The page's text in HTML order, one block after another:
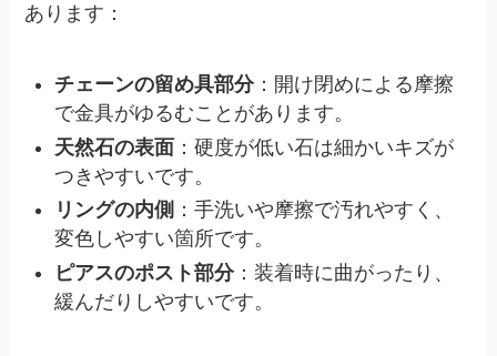
あります：
チェーンの留め具部分：開け閉めによる摩擦
で金具がゆるむことがあります。
天然石の表面 ：硬度が低い石は細かいキズが
つきやすいです。
リングの内側 ：手洗いや摩擦で汚れやすく、
変色しやすい箇所です。
ピアスのポスト部分：装着時に曲がったり、
緩んだりしやすいです。